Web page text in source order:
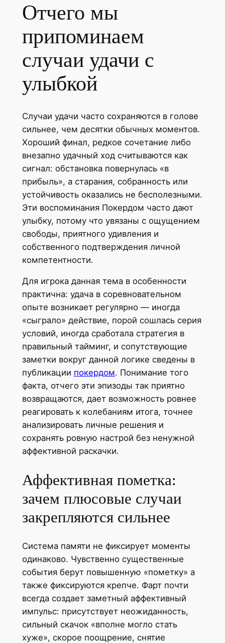
Отчего мы
припоминаем
случаи удачи с
улыбкой
Случаи удачи часто сохраняются в голове
сильнее, чем десятки обычных моментов.
Хороший финал, редкое сочетание либо
внезапно удачный ход считываются как
сигнал: обстановка повернулась «в
прибыль», а старания, собранность или
устойчивость оказались не бесполезными.
Эти воспоминания Покердом часто дают
улыбку, потому что увязаны с ощущением
свободы, приятного удивления и
собственного подтверждения личной
компетентности.
Для игрока данная тема в особенности
практична: удача в соревновательном
опыте возникает регулярно — иногда
«сыграло» действие, порой сошлась серия
условий, иногда сработала стратегия в
правильный тайминг, и сопутствующие
заметки вокруг данной логике сведены в
публикации покердом. Понимание того
факта, отчего эти эпизоды так приятно
возвращаются, дает возможность ровнее
реагировать к колебаниям итога, точнее
анализировать личные решения и
сохранять ровную настрой без ненужной
аффективной раскачки.
Аффективная пометка:
зачем плюсовые случаи
закрепляются сильнее
Система памяти не фиксирует моменты
одинаково. Чувственно существенные
события берут повышенную «пометку» а
также фиксируются крепче. Фарт почти
всегда создает заметный аффективный
импульс: присутствует неожиданность,
сильный скачок «вполне могло стать
хуже», скорое поощрение, снятие